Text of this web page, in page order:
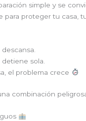
simple y se
para proteger tu casa,
sola.
el problema crece
combinación